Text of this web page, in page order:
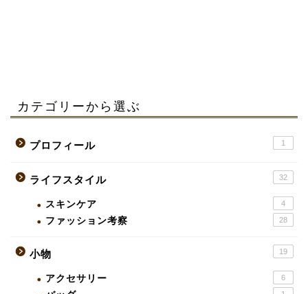
カテゴリーから選ぶ
プロフィール 1
ライフスタイル 32
スキンケア 4
ファッション考察 28
小物 19
アクセサリー 6